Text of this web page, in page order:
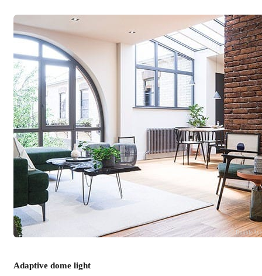
© Double Aye
Adaptive dome light